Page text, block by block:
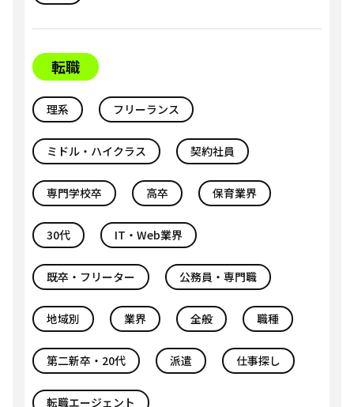
転職
理系 フリーランス
ミドル・ハイクラス 契約社員
専門学校卒 高卒 保育業界
30代 IT・Web業界
既卒・フリーター 公務員・専門職
地域別 業界 全般 職種
第二新卒・20代 派遣 仕事探し
転職エージェント